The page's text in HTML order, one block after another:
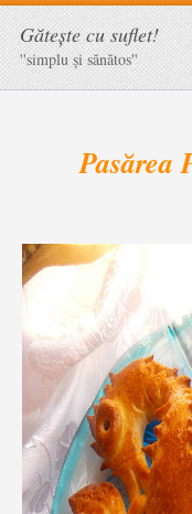
Găteşte cu suflet!
''simplu şi sănătos''
Pasărea